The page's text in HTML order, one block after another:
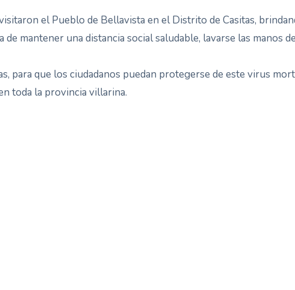
el Pueblo de Bellavista en el Distrito de Casitas,
mantener una distancia social saludable, lavarse las manos
para que los ciudadanos puedan protegerse de este virus
toda la provincia villarina.